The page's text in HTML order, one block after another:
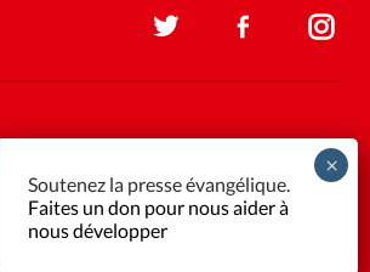
Soutenez la presse évangélique.
Faites un don pour nous aider à
nous développer